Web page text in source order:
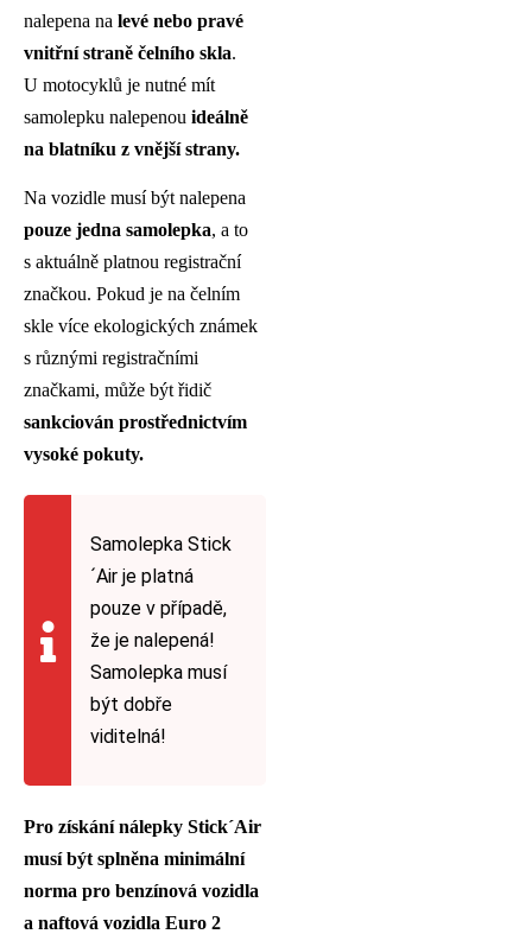
nalepena na levé nebo pravé
vnitřní straně čelního skla.
U motocyklů je nutné mít
samolepku nalepenou ideálně
na blatníku z vnější strany.
Na vozidle musí být nalepena
pouze jedna samolepka, a to
s aktuálně platnou registrační
značkou. Pokud je na čelním
skle více ekologických známek
s různými registračními
značkami, může být řidič
sankciován prostřednictvím
vysoké pokuty.
Samolepka Stick
´Air je platná
pouze v případě,
že je nalepená!
Samolepka musí
být dobře
viditelná!
Pro získání nálepky Stick´Air
musí být splněna minimální
norma pro benzínová vozidla
a naftová vozidla Euro 2